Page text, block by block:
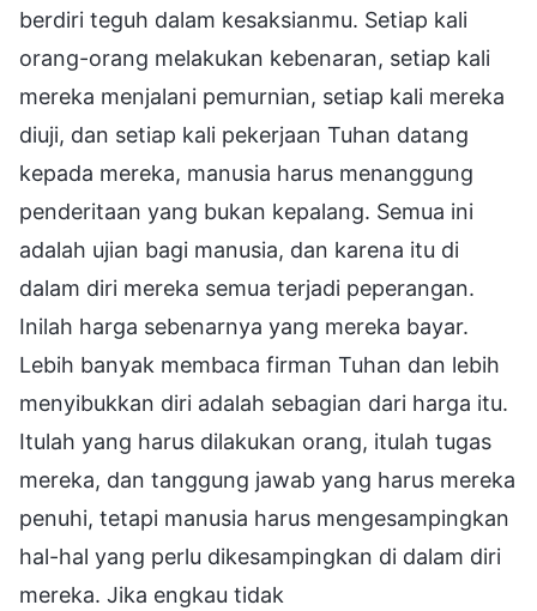
berdiri teguh dalam kesaksianmu. Setiap kali
orang-orang melakukan kebenaran, setiap kali
mereka menjalani pemurnian, setiap kali mereka
diuji, dan setiap kali pekerjaan Tuhan datang
kepada mereka, manusia harus menanggung
penderitaan yang bukan kepalang. Semua ini
adalah ujian bagi manusia, dan karena itu di
dalam diri mereka semua terjadi peperangan.
Inilah harga sebenarnya yang mereka bayar.
Lebih banyak membaca firman Tuhan dan lebih
menyibukkan diri adalah sebagian dari harga itu.
Itulah yang harus dilakukan orang, itulah tugas
mereka, dan tanggung jawab yang harus mereka
penuhi, tetapi manusia harus mengesampingkan
hal-hal yang perlu dikesampingkan di dalam diri
mereka. Jika engkau tidak